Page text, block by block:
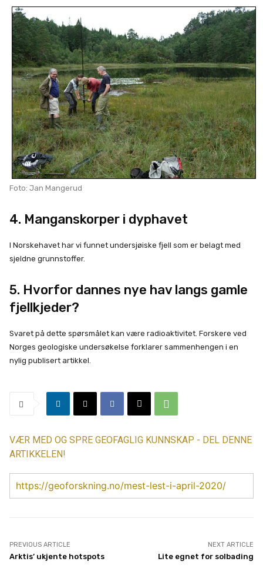
Foto: Jan Mangerud
4. Manganskorper i dyphavet
I Norskehavet har vi funnet undersjøiske fjell som er belagt med
sjeldne grunnstoffer.
5. Hvorfor dannes nye hav langs gamle
fjellkjeder?
Svaret på dette spørsmålet kan være radioaktivitet. Forskere ved
Norges geologiske undersøkelse forklarer sammenhengen i en
nylig publisert artikkel.
VÆR MED OG SPRE GEOFAGLIG KUNNSKAP - DEL DENNE
ARTIKKELEN!
https://geoforskning.no/mest-lest-i-april-2020/
PREVIOUS ARTICLE
Arktis’ ukjente hotspots
NEXT ARTICLE
Lite egnet for solbading